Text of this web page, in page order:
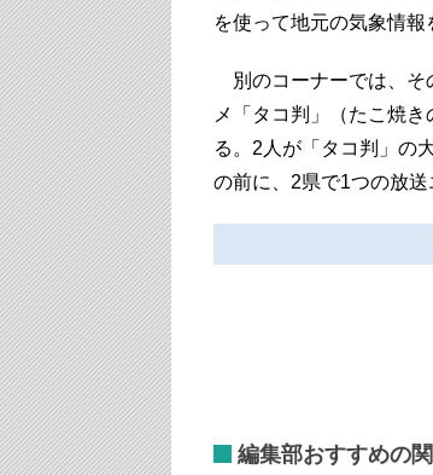
を使って地元の気象情報
別のコーナーでは、そ
メ「タコ判」（たこ焼
る。2人が「タコ判」の
の前に、2県で1つの放送
編集部おすすめの